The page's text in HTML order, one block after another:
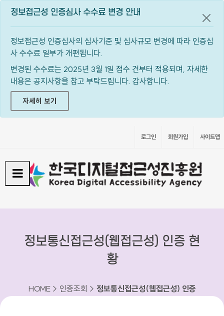
정보접근성 인증심사 수수료 변경 안내
정보접근성 인증심사의 심사기준 및 심사규모 변경에 따라 인증심
사 수수료 일부가 개편됩니다.
변경된 수수료는 2025년 3월 1일 접수 건부터 적용되며, 자세한
내용은 공지사항을 참고 부탁드립니다. 감사합니다.
자세히 보기
공지
로그인 회원가입 사이트맵
정보통신접근성(웹접근성) 인증 현
황
HOME > 인증조회 > 정보통신접근성(웹접근성) 인증